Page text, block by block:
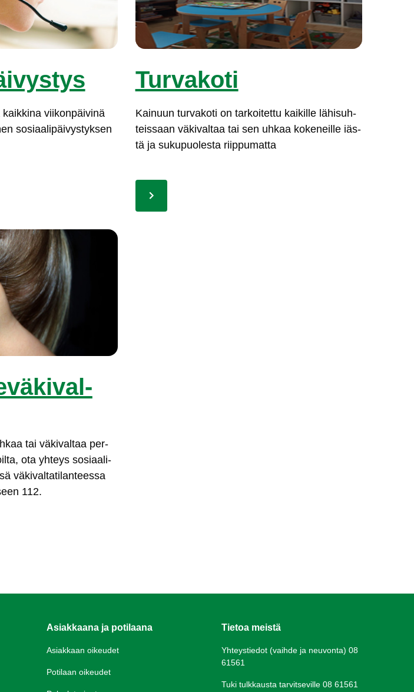
vii­kon­päi­vi­nä
so­siaa­li­päi­vys­tyk­sen
Tur­va­ko­ti
Kai­nuun tur­va­ko­ti on tar­koi­tet­tu kai­kil­le lä­hi­suh­
teis­saan vä­ki­val­taa tai sen uh­kaa ko­ke­neil­le iäs­
tä ja su­ku­puo­les­ta riip­pu­mat­ta
tai vä­ki­val­taa per­
ota yh­teys so­siaa­li­
vä­ki­val­ta­ti­lan­tees­sa
112.
Asiakkaana ja potilaana
Asiakkaan oikeudet
Potilaan oikeudet
Tietoa meistä
Yhteystiedot (vaihde ja neuvonta) 08
61561
Tuki tulkkausta tarvitseville 08 61561